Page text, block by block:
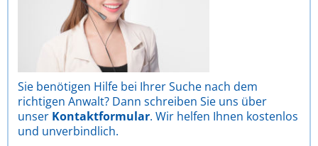
Sie benötigen Hilfe bei Ihrer Suche nach dem
richtigen Anwalt? Dann schreiben Sie uns über
unser Kontaktformular. Wir helfen Ihnen kostenlos
und unverbindlich.